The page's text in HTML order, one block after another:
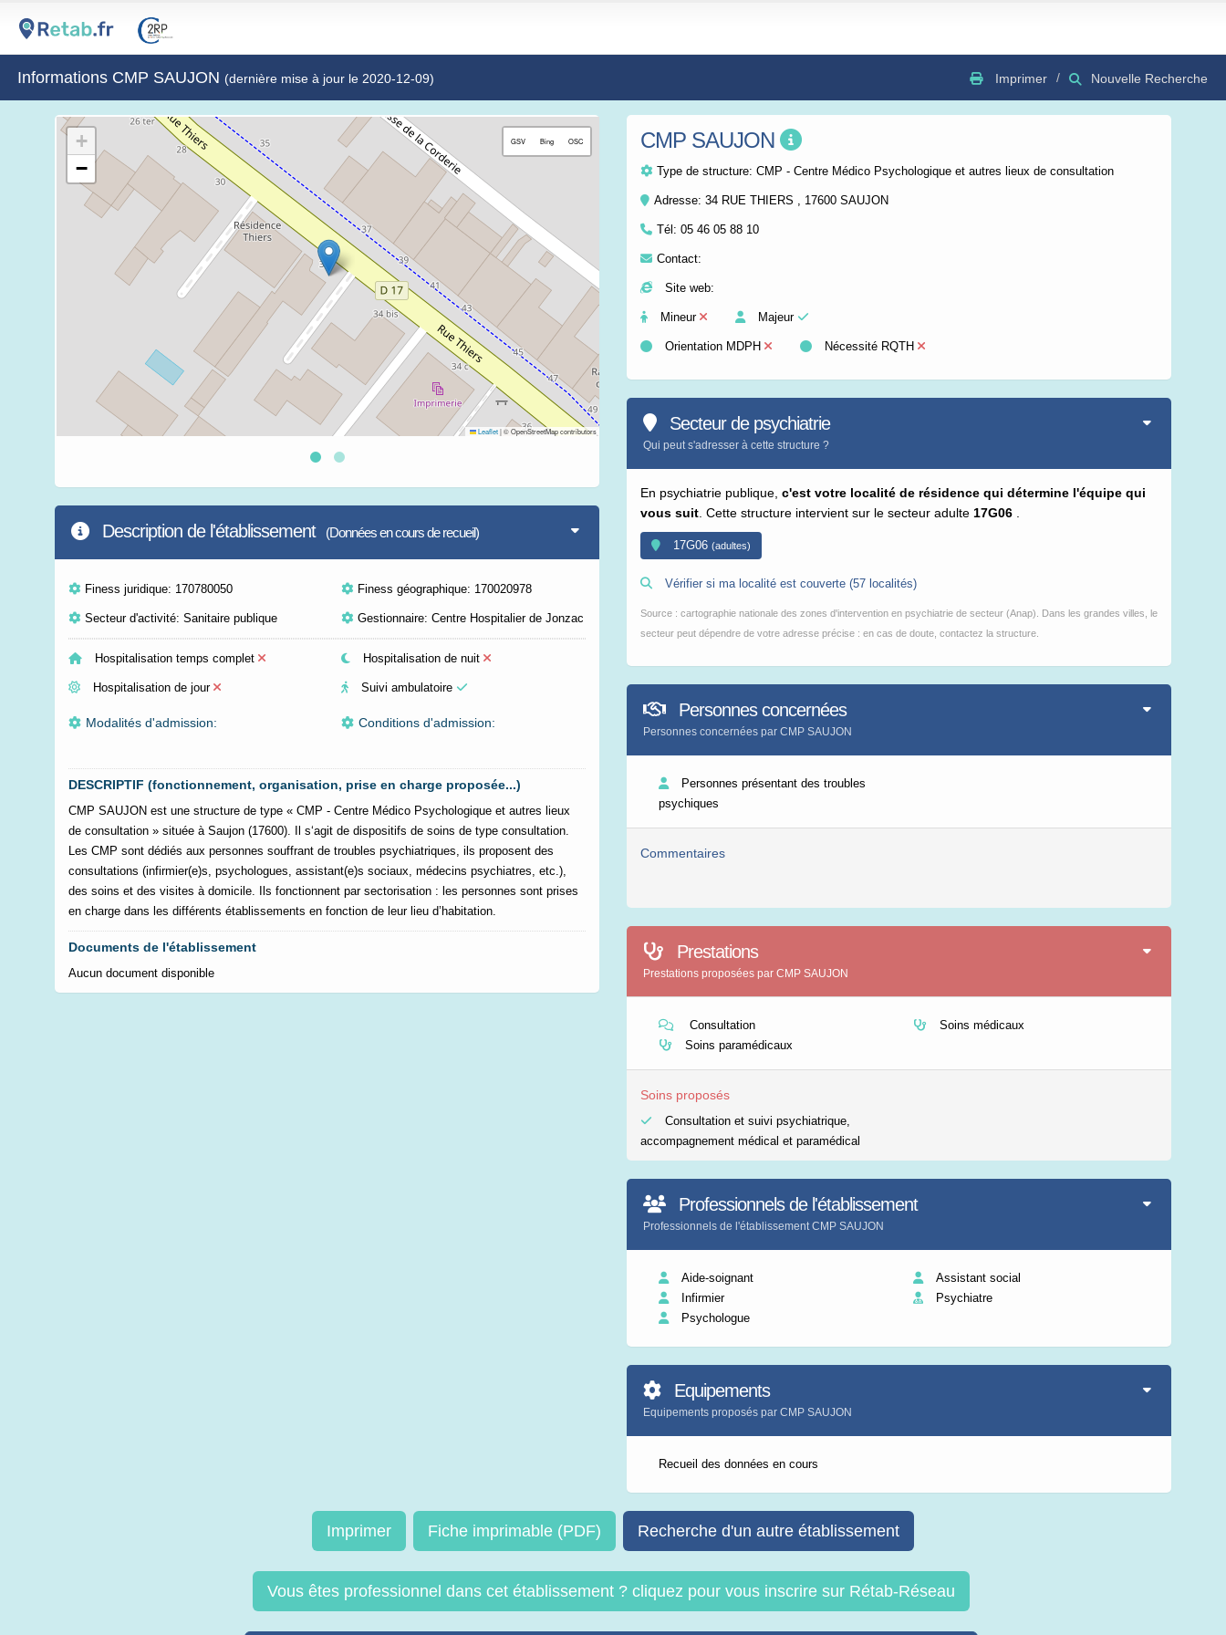
Informations CMP SAUJON (dernière mise à jour le 2020-12-09) Imprimer Nouvelle Recherche
+
−
GSV Bing OSC
Leaflet|© OpenStreetMap contributors
Description de l'établissement (Données en cours de recueil)
Finess juridique: 170780050 Finess géographique: 170020978
Secteur d'activité: Sanitaire publique Gestionnaire: Centre Hospitalier de Jonzac
Hospitalisation temps complet
Hospitalisation de jour
Hospitalisation de nuit
Suivi ambulatoire
Modalités d'admission: Conditions d'admission:
DESCRIPTIF (fonctionnement, organisation, prise en charge proposée...)
CMP SAUJON est une structure de type « CMP - Centre Médico Psychologique et autres lieux
de consultation » située à Saujon (17600). Il s‘agit de dispositifs de soins de type consultation.
Les CMP sont dédiés aux personnes souffrant de troubles psychiatriques, ils proposent des
consultations (infirmier(e)s, psychologues, assistant(e)s sociaux, médecins psychiatres, etc.),
des soins et des visites à domicile. Ils fonctionnent par sectorisation : les personnes sont prises
en charge dans les différents établissements en fonction de leur lieu d’habitation.
Documents de l'établissement
Aucun document disponible
CMP SAUJON
Type de structure: CMP - Centre Médico Psychologique et autres lieux de consultation
Adresse: 34 RUE THIERS , 17600 SAUJON
Tél: 05 46 05 88 10
Contact:
Site web:
Mineur Majeur
Orientation MDPH Nécessité RQTH
Secteur de psychiatrie
Qui peut s'adresser à cette structure ?
En psychiatrie publique, c'est votre localité de résidence qui détermine l'équipe qui
vous suit . Cette structure intervient sur le secteur adulte 17G06
17G06 (adultes)
Vérifier si ma localité est couverte (57 localités)
Source : cartographie nationale des zones d'intervention en psychiatrie de secteur (Anap). Dans les grandes villes, le
secteur peut dépendre de votre adresse précise : en cas de doute, contactez la structure.
Personnes concernées
Personnes concernées par CMP SAUJON
Personnes présentant des troubles
psychiques
Commentaires
Prestations
Prestations proposées par CMP SAUJON
Consultation
Soins médicaux
Soins paramédicaux
Soins proposés
Consultation et suivi psychiatrique,
accompagnement médical et paramédical
Professionnels de l'établissement
Professionnels de l'établissement CMP SAUJON
Aide-soignant
Assistant social
Infirmier
Psychiatre
Psychologue
Equipements
Equipements proposés par CMP SAUJON
Recueil des données en cours
Imprimer Fiche imprimable (PDF) Recherche d'un autre établissement
Vous êtes professionnel dans cet établissement ? cliquez pour vous inscrire sur Rétab-Réseau